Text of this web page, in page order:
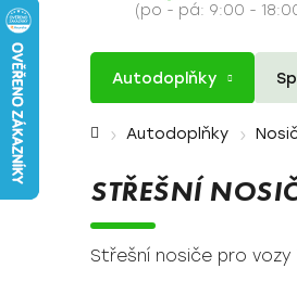
(po - pá: 9:00 -
Autodoplňky
Domů Autodoplňky
STŘEŠNÍ
Střešní nosiče pro vozy